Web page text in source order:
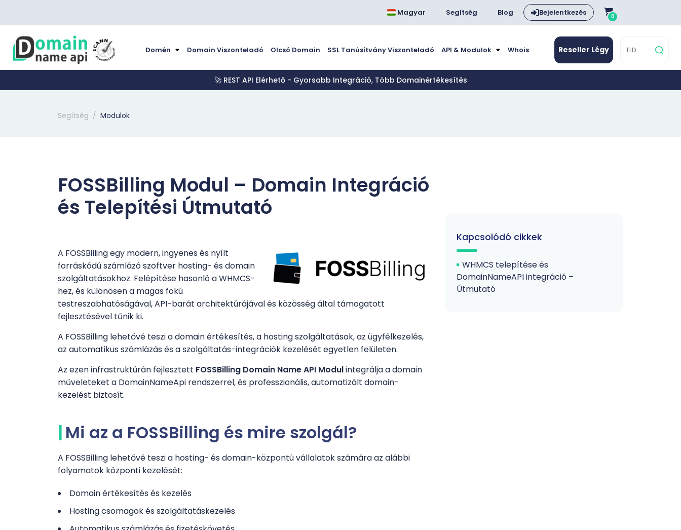
Magyar Segítség Blog Bejelentkezés 0
Domén Domain Viszonteladó Olcsó Domain SSL Tanúsítvány Viszonteladó API & Modulok Whois Reseller Légy
🚀 REST API Elérhető - Gyorsabb Integráció, Több Domainértékesítés
Segítség Modulok
FOSSBilling Modul – Domain Integráció
és Telepítési Útmutató
A FOSSBilling egy modern, ingyenes és nyílt
forráskódú számlázó szoftver hosting- és domain
szolgáltatásokhoz. Felépítése hasonló a WHMCS-
hez, és különösen a magas fokú
testreszabhatóságával, API-barát architektúrájával és közösség által támogatott
fejlesztésével tűnik ki.
A FOSSBilling lehetővé teszi a domain értékesítés, a hosting szolgáltatások, az ügyfélkezelés,
az automatikus számlázás és a szolgáltatás-integrációk kezelését egyetlen felületen.
Az ezen infrastruktúrán fejlesztett FOSSBilling Domain Name API Modulintegrálja a domain
műveleteket a DomainNameApi rendszerrel, és professzionális, automatizált domain-
kezelést biztosít.
Mi az a FOSSBilling és mire szolgál?
A FOSSBilling lehetővé teszi a hosting- és domain-központú vállalatok számára az alábbi
folyamatok központi kezelését:
Domain értékesítés és kezelés
Hosting csomagok és szolgáltatáskezelés
Kapcsolódó cikkek
WHMCS telepítése és
DomainNameAPI integráció –
Útmutató